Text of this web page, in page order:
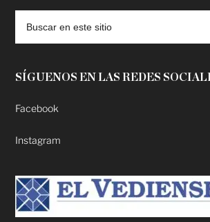
SÍGUENOS EN LAS REDES
Facebook
Instagram